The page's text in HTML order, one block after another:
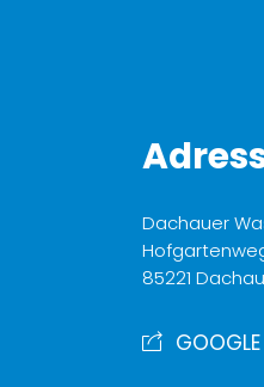
Dachauer
85221 Dachau
GOOGLE